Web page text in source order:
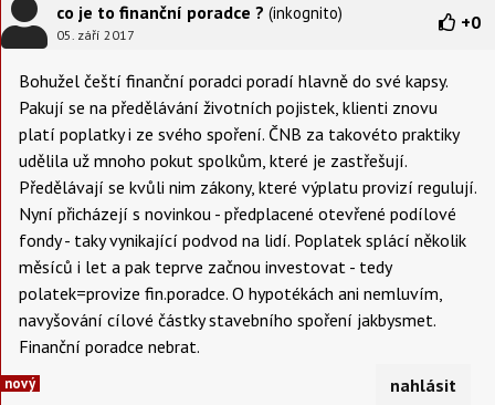
co je to finanční poradce ? (inkognito)
05. září 2017
+0
Bohužel čeští finanční poradci poradí hlavně do své kapsy.
Pakují se na předělávání životních pojistek, klienti znovu
platí poplatky i ze svého spoření. ČNB za takovéto praktiky
udělila už mnoho pokut spolkům, které je zastřešují.
Předělávají se kvůli nim zákony, které výplatu provizí regulují.
Nyní přicházejí s novinkou - předplacené otevřené podílové
fondy - taky vynikající podvod na lidí. Poplatek splácí několik
měsíců i let a pak teprve začnou investovat - tedy
polatek=provize fin.poradce. O hypotékách ani nemluvím,
navyšování cílové částky stavebního spoření jakbysmet.
Finanční poradce nebrat.
nový nahlásit